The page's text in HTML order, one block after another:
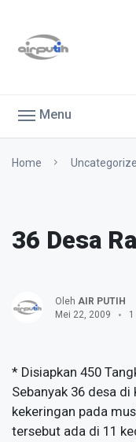
Menu
Home
36 Desa
Oleh AIR PUTIH
Mei 22, 2009
* Disiapkan 450
Sebanyak 36 desa
kekeringan pada
tersebut ada di 11